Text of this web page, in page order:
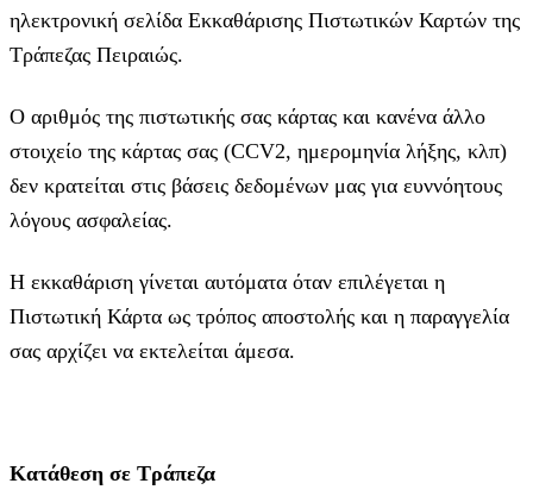
ηλεκτρονική σελίδα Εκκαθάρισης Πιστωτικών Καρτών της
Τράπεζας Πειραιώς.
Ο αριθμός της πιστωτικής σας κάρτας και κανένα άλλο
στοιχείο της κάρτας σας (CCV2, ημερομηνία λήξης, κλπ)
δεν κρατείται στις βάσεις δεδομένων μας για ευννόητους
λόγους ασφαλείας.
Η εκκαθάριση γίνεται αυτόματα όταν επιλέγεται η
Πιστωτική Κάρτα ως τρόπος αποστολής και η παραγγελία
σας αρχίζει να εκτελείται άμεσα.
Κατάθεση σε Τράπεζα